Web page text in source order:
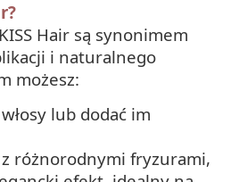
Hair są synonimem
i naturalnego
możesz:
lub dodać im
różnorodnymi fryzurami,